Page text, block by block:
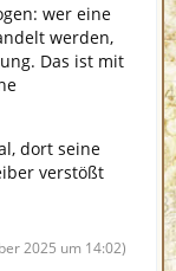
wer eine
werden,
Das ist mit
dort seine
verstößt
2025 um 14:02)